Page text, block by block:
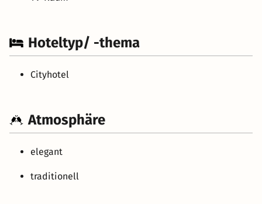
Hoteltyp/ -thema
Cityhotel
Atmosphäre
elegant
traditionell